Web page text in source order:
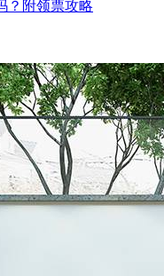
？附领票攻略